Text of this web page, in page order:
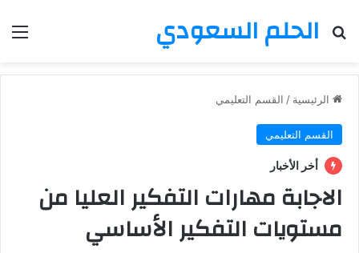
الحلم السعودي
بحث عن
الرئيسية / القسم التعليمي
القسم التعليمي
أخر الأخبار
الاجابة مهارات التفكير العليا من
مستويات التفكير الأساسي